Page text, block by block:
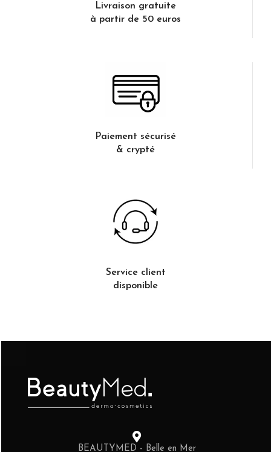
Livraison gratuite
à partir de 50 euros
Paiement sécurisé
& crypté
Service client
disponible
BEAUTYMED - Belle en Mer